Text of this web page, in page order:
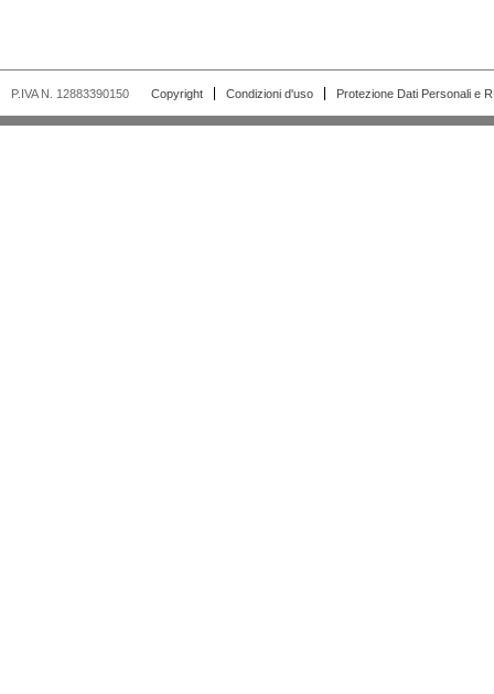
P.IVA N. 12883390150 Copyright Condizioni d'uso Protezione Dati Personali e